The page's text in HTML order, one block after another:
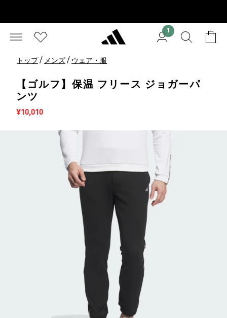
1
トップ / メンズ / ウェア・服
【ゴルフ】保温 フリース ジョガーパ
ンツ
セール価格
¥10,010